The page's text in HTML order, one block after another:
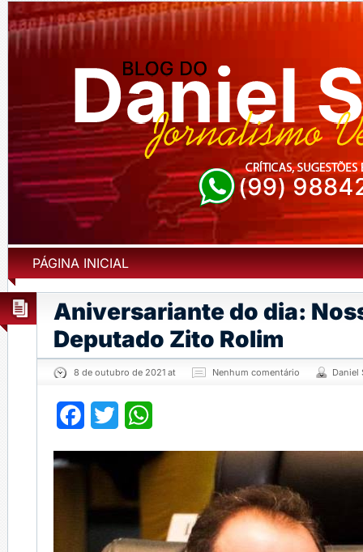
PÁGINA INICIAL
Aniversariante do dia:
Deputado Zito Rolim
8 de outubro de 2021 at Nenhum comentário Daniel
Facebook
Twitter